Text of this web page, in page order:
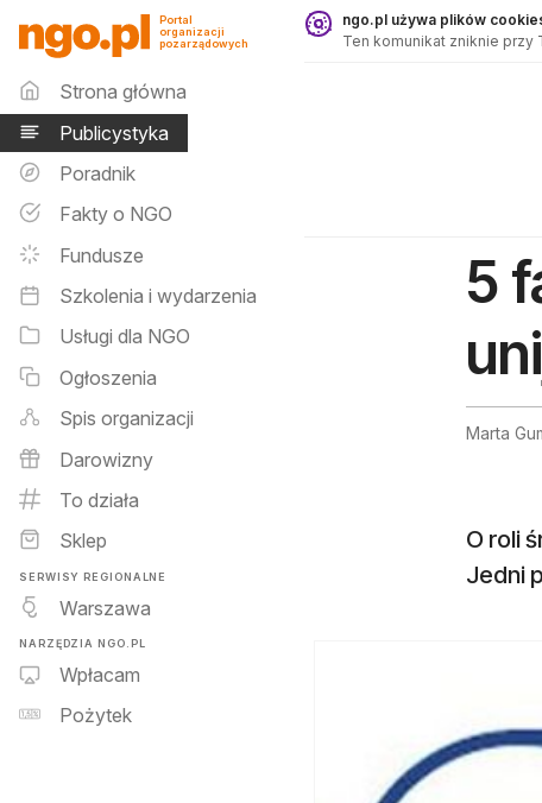
Publicystyka - ngo.pl
Portal
organizacji
pozarządowych
Menu główne
Strona główna
Publicystyka
Poradnik
Fakty o NGO
Fundusze
Szkolenia i wydarzenia
Usługi dla NGO
Ogłoszenia
Spis organizacji
Darowizny
To działa
Sklep
SERWISY REGIONALNE
Warszawa
NARZĘDZIA NGO.PL
Wpłacam
Pożytek
ngo.pl używa plików
Ten komunikat zniknie przy
5
Marta
O roli
Jedni